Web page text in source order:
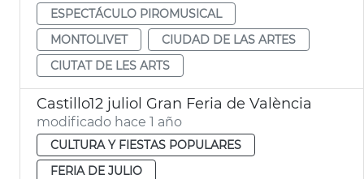
ESPECTÁCULO PIROMUSICAL
MONTOLIVET
CIUDAD DE LAS ARTES
CIUTAT DE LES ARTS
Castillo12 juliol Gran Feria de València
modificado hace 1 año
CULTURA Y FIESTAS POPULARES
FERIA DE JULIO